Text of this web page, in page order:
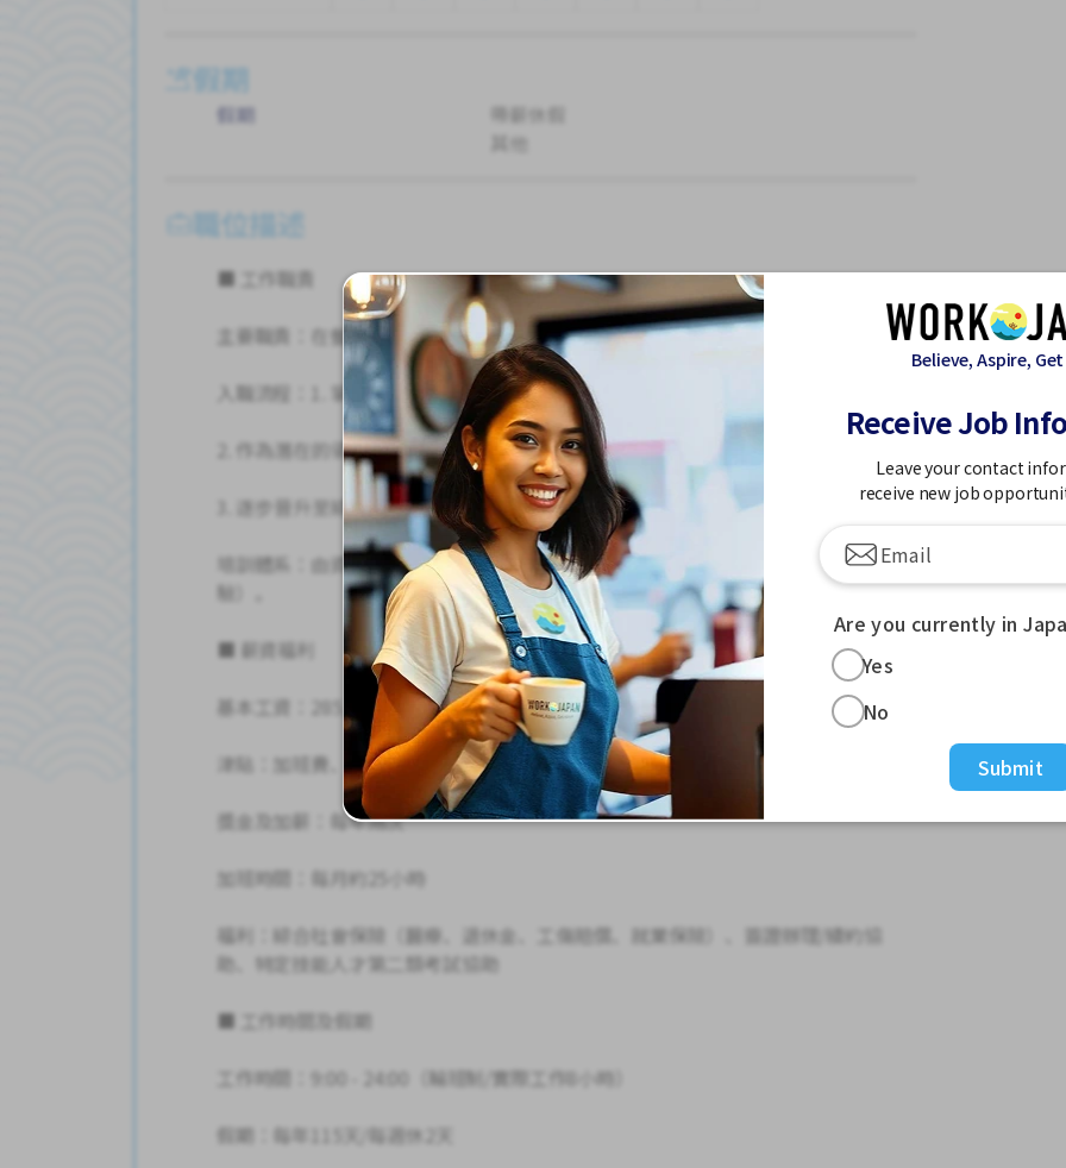
假期
假期
帶薪休假
其他
職位描述
■ 工作職責
主要職責：在餐廳為顧客服務、廚房協助、食物準備
入職流程：1. 掌握顧客服務及食品準備等基本作業。
2. 作為潛在的領導者，負責銷售管理、兼職員工的培訓和管理。
3. 逐步晉升至綜合管理職缺。
培訓體系：由資深員工進行一對一的在職訓練（無需業界經驗，但需具備相關工作經
驗）。
■ 薪資福利
基本工資：285,000日元 - 430,000日元
津貼：加班費、夜班津貼、交通補貼
獎金及加薪：每年兩次
加班時間：每月約25小時
福利：綜合社會保險（醫療、退休金、工傷賠償、就業保險）、簽證辦理/續約協
助、特定技能人才第二類考試協助
■ 工作時間及假期
工作時間：9:00 - 24:00（輪班制/實際工作8小時）
假期：每年115天/每週休2天
Believe, Aspire,
Receive Job
Leave your contact
receive new job
Are you currently in
Yes
No
Submit